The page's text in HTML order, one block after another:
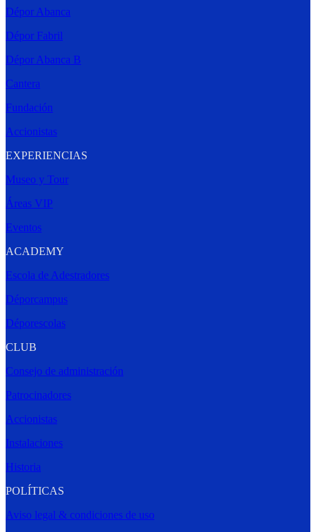
Dépor Abanca
Dépor Fabril
Dépor Abanca B
Cantera
Fundación
Accionistas
EXPERIENCIAS
Museo y Tour
Áreas VIP
Eventos
ACADEMY
Escola de Adestradores
Déporcampus
Déporescolas
CLUB
Consejo de administración
Patrocinadores
Accionistas
Instalaciones
Historia
POLÍTICAS
Aviso legal & condiciones de uso